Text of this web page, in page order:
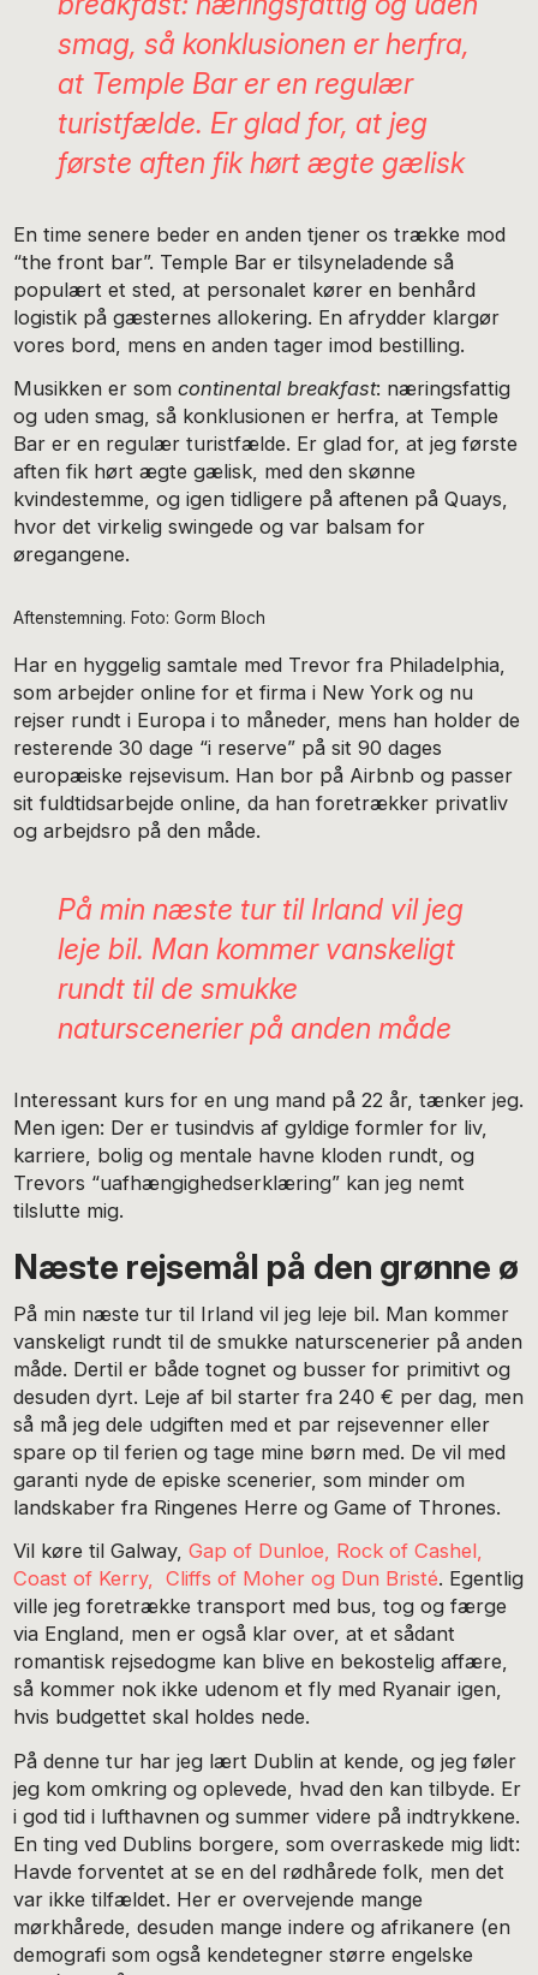
smag, så konklusionen er herfra,
at Temple Bar er en regulær
turistfælde. Er glad for, at jeg
første aften fik hørt ægte gælisk
En time senere beder en anden tjener os trække mod
“the front bar”. Temple Bar er tilsyneladende så
populært et sted, at personalet kører en benhård
logistik på gæsternes allokering. En afrydder klargør
vores bord, mens en anden tager imod bestilling.
Musikken er somcontinental breakfast: næringsfattig
og uden smag, så konklusionen er herfra, at Temple
Bar er en regulær turistfælde. Er glad for, at jeg første
aften fik hørt ægte gælisk, med den skønne
kvindestemme, og igen tidligere på aftenen på Quays,
hvor det virkelig swingede og var balsam for
øregangene.
Aftenstemning. Foto: Gorm Bloch
Har en hyggelig samtale med Trevor fra Philadelphia,
som arbejder online for et firma i New York og nu
rejser rundt i Europa i to måneder, mens han holder de
resterende 30 dage “i reserve” på sit 90 dages
europæiske rejsevisum. Han bor på Airbnb og passer
sit fuldtidsarbejde online, da han foretrækker privatliv
og arbejdsro på den måde.
På min næste tur til Irland vil jeg
leje bil. Man kommer vanskeligt
rundt til de smukke
naturscenerier på anden måde
Interessant kurs for en ung mand på 22 år, tænker jeg.
Men igen: Der er tusindvis af gyldige formler for liv,
karriere, bolig og mentale havne kloden rundt, og
Trevors “uafhængighedserklæring” kan jeg nemt
tilslutte mig.
Næste rejsemål på den grønne ø
På min næste tur til Irland vil jeg leje bil. Man kommer
vanskeligt rundt til de smukke naturscenerier på anden
måde. Dertil er både tognet og busser for primitivt og
desuden dyrt. Leje af bil starter fra 240 € per dag, men
så må jeg dele udgiften med et par rejsevenner eller
spare op til ferien og tage mine børn med. De vil med
garanti nyde de episke scenerier, som minder om
landskaber fra Ringenes Herre og Game of Thrones.
Vil køre til Galway,Gap of Dunloe, Rock of Cashel,
Coast of Kerry, Cliffs of Moher og Dun Bristé. Egentlig
ville jeg foretrække transport med bus, tog og færge
via England, men er også klar over, at et sådant
romantisk rejsedogme kan blive en bekostelig affære,
så kommer nok ikke udenom et fly med Ryanair igen,
hvis budgettet skal holdes nede.
På denne tur har jeg lært Dublin at kende, og jeg føler
jeg kom omkring og oplevede, hvad den kan tilbyde. Er
i god tid i lufthavnen og summer videre på indtrykkene.
En ting ved Dublins borgere, som overraskede mig lidt:
Havde forventet at se en del rødhårede folk, men det
var ikke tilfældet. Her er overvejende mange
mørkhårede, desuden mange indere og afrikanere (en
demografi som også kendetegner større engelske